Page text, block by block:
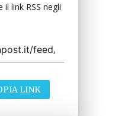
link RSS negli
LINK